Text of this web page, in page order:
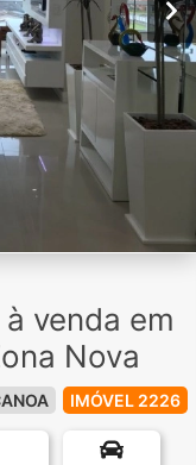
venda em
Nova
IMÓVEL 2226